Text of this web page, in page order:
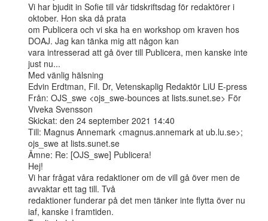
Vi har bjudit in Sofie till vår tidskriftsdag för redaktörer i
oktober. Hon ska då prata
om Publicera och vi ska ha en workshop om kraven hos
DOAJ. Jag kan tänka mig att någon kan
vara intresserad att gå över till Publicera, men kanske inte
just nu...
Med vänlig hälsning
Edvin Erdtman, Fil. Dr, Vetenskaplig Redaktör LiU E-press
Från: OJS_swe <ojs_swe-bounces at lists.sunet.se> För
Viveka Svensson
Skickat: den 24 september 2021 14:40
Till: Magnus Annemark <magnus.annemark at ub.lu.se>;
ojs_swe at lists.sunet.se
Ämne: Re: [OJS_swe] Publicera!
Hej!
Vi har frågat våra redaktioner om de vill gå över men de
avvaktar ett tag till. Två
redaktioner funderar på det men tänker inte flytta över nu
iaf, kanske i framtiden.